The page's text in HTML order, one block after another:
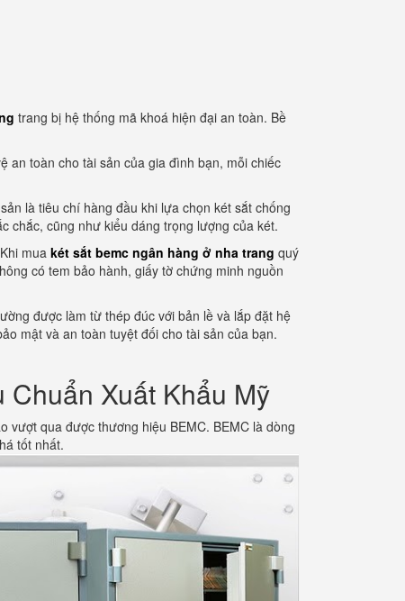
trang bị hệ thống mã khoá hiện đại an toàn. Bề
an toàn cho tài sản của gia đình bạn, mỗi chiếc
là tiêu chí hàng đầu khi lựa chọn két sắt chống
chắc, cũng như kiểu dáng trọng lượng của két.
mua két sắt bemc ngân hàng ở nha trang quý
có tem bảo hành, giấy tờ chứng minh nguồn
được làm từ thép đúc với bản lề và lắp đặt hệ
mật và an toàn tuyệt đối cho tài sản của bạn.
Chuẩn Xuất Khẩu Mỹ
vượt qua được thương hiệu BEMC. BEMC là dòng
tốt nhất.